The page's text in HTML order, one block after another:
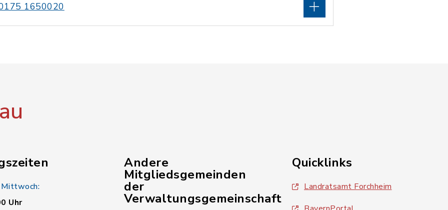
1650020
Uhr
Andere
Mitgliedsgemeinden
der
Verwaltungsgemeinschaft
Quicklinks
Landratsamt Forchheim